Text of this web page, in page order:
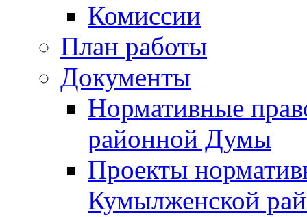
Комиссии
План работы
Документы
Нормативные
районной Думы
Проекты
Кумылженской